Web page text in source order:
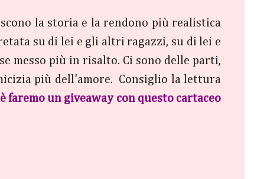
la storia e la rendono più realistica
su di lei e gli altri ragazzi, su di lei e
messo più in risalto. Ci sono delle parti,
più dell'amore. Consiglio la lettura
faremo un giveaway con questo cartaceo